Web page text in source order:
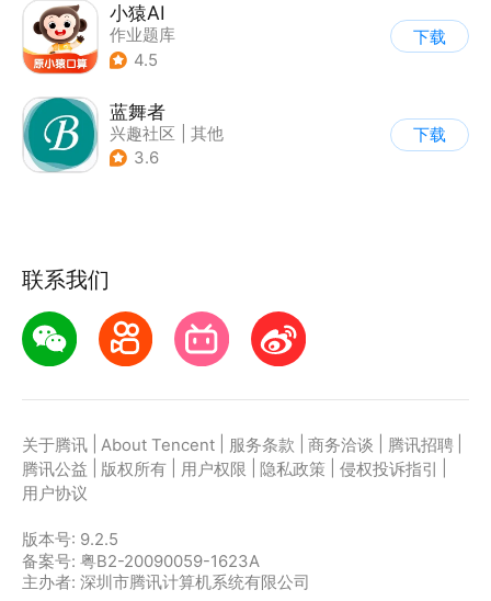
小猿AI
作业题库
4.5
下载
蓝舞者
兴趣社区
其他
3.6
下载
联系我们
关于腾讯 About Tencent 服务条款 商务洽谈 腾讯招聘
腾讯公益
版权所有 用户权限 隐私政策 侵权投诉指引
用户协议
版本号: 9.2.5
备案号: 粤B2-20090059-1623A
主办者: 深圳市腾讯计算机系统有限公司